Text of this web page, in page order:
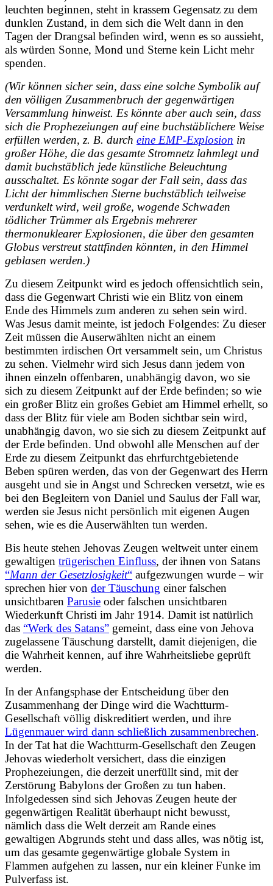
leuchten beginnen, steht in krassem Gegensatz zu dem
dunklen Zustand, in dem sich die Welt dann in den
Tagen der Drangsal befinden wird, wenn es so aussieht,
als würden Sonne, Mond und Sterne kein Licht mehr
spenden.
(Wir können sicher sein, dass eine solche Symbolik auf
den völligen Zusammenbruch der gegenwärtigen
Versammlung hinweist. Es könnte aber auch sein, dass
sich die Prophezeiungen auf eine buchstäblichere Weise
erfüllen werden, z. B. durch eine EMP-Explosion in
großer Höhe, die das gesamte Stromnetz lahmlegt und
damit buchstäblich jede künstliche Beleuchtung
ausschaltet. Es könnte sogar der Fall sein, dass das
Licht der himmlischen Sterne buchstäblich teilweise
verdunkelt wird, weil große, wogende Schwaden
tödlicher Trümmer als Ergebnis mehrerer
thermonuklearer Explosionen, die über den gesamten
Globus verstreut stattfinden könnten, in den Himmel
geblasen werden.)
Zu diesem Zeitpunkt wird es jedoch offensichtlich sein,
dass die Gegenwart Christi wie ein Blitz von einem
Ende des Himmels zum anderen zu sehen sein wird.
Was Jesus damit meinte, ist jedoch Folgendes: Zu dieser
Zeit müssen die Auserwählten nicht an einem
bestimmten irdischen Ort versammelt sein, um Christus
zu sehen. Vielmehr wird sich Jesus dann jedem von
ihnen einzeln offenbaren, unabhängig davon, wo sie
sich zu diesem Zeitpunkt auf der Erde befinden; so wie
ein großer Blitz ein großes Gebiet am Himmel erhellt, so
dass der Blitz für viele am Boden sichtbar sein wird,
unabhängig davon, wo sie sich zu diesem Zeitpunkt auf
der Erde befinden. Und obwohl alle Menschen auf der
Erde zu diesem Zeitpunkt das ehrfurchtgebietende
Beben spüren werden, das von der Gegenwart des Herrn
ausgeht und sie in Angst und Schrecken versetzt, wie es
bei den Begleitern von Daniel und Saulus der Fall war,
werden sie Jesus nicht persönlich mit eigenen Augen
sehen, wie es die Auserwählten tun werden.
Bis heute stehen Jehovas Zeugen weltweit unter einem
gewaltigen trügerischen Einfluss, der ihnen von Satans
“Mann der Gesetzlosigkeit“ aufgezwungen wurde – wir
sprechen hier von der Täuschung einer falschen
unsichtbaren Parusie oder falschen unsichtbaren
Wiederkunft Christi im Jahr 1914. Damit ist natürlich
das “Werk des Satans” gemeint, dass eine von Jehova
zugelassene Täuschung darstellt, damit diejenigen, die
die Wahrheit kennen, auf ihre Wahrheitsliebe geprüft
werden.
In der Anfangsphase der Entscheidung über den
Zusammenhang der Dinge wird die Wachtturm-
Gesellschaft völlig diskreditiert werden, und ihre
Lügenmauer wird dann schließlich zusammenbrechen.
In der Tat hat die Wachtturm-Gesellschaft den Zeugen
Jehovas wiederholt versichert, dass die einzigen
Prophezeiungen, die derzeit unerfüllt sind, mit der
Zerstörung Babylons der Großen zu tun haben.
Infolgedessen sind sich Jehovas Zeugen heute der
gegenwärtigen Realität überhaupt nicht bewusst,
nämlich dass die Welt derzeit am Rande eines
gewaltigen Abgrunds steht und dass alles, was nötig ist,
um das gesamte gegenwärtige globale System in
Flammen aufgehen zu lassen, nur ein kleiner Funke im
Pulverfass ist.